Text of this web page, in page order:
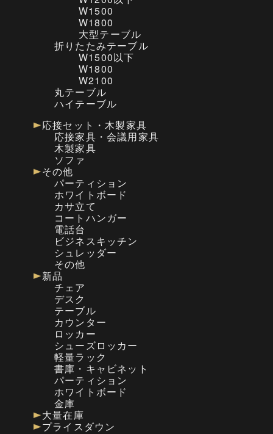
W1500
W1800
大型テーブル
折りたたみテーブル
W1500以下
W1800
W2100
丸テーブル
ハイテーブル
応接セット・木製家具
応接家具・会議用家具
木製家具
ソファ
その他
パーティション
ホワイトボード
カサ立て
コートハンガー
電話台
ビジネスキッチン
シュレッダー
その他
新品
チェア
デスク
テーブル
カウンター
ロッカー
シューズロッカー
軽量ラック
書庫・キャビネット
パーティション
ホワイトボード
金庫
大量在庫
プライスダウン